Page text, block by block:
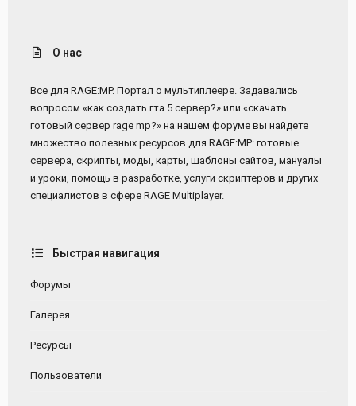
О нас
Все для RAGE:MP. Портал о мультиплеере. Задавались
вопросом «как создать гта 5 сервер?» или «скачать
готовый сервер rage mp?» на нашем форуме вы найдете
множество полезных ресурсов для RAGE:MP: готовые
сервера, скрипты, моды, карты, шаблоны сайтов, мануалы
и уроки, помощь в разработке, услуги скриптеров и других
специалистов в сфере RAGE Multiplayer.
Быстрая навигация
Форумы
Галерея
Ресурсы
Пользователи